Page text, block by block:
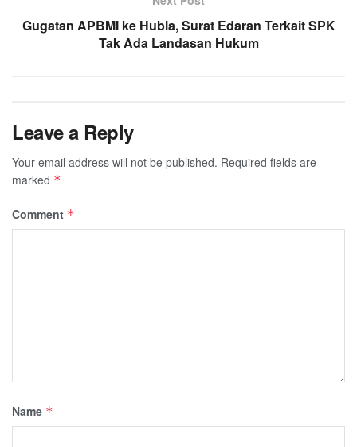
Gugatan APBMI ke Hubla, Surat Edaran Terkait SPK
Tak Ada Landasan Hukum
Leave a Reply
Your email address will not be published. Required fields are
marked *
Comment *
Name *